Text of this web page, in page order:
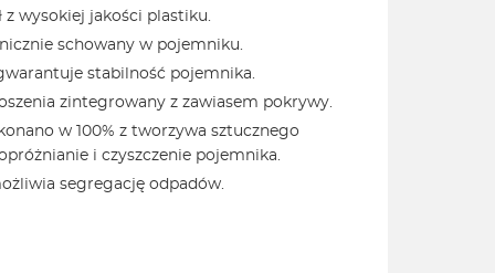
z wysokiej jakości plastiku.
schowany w pojemniku.
stabilność pojemnika.
zintegrowany z zawiasem pokrywy.
w 100% z tworzywa sztucznego
i czyszczenie pojemnika.
segregację odpadów.